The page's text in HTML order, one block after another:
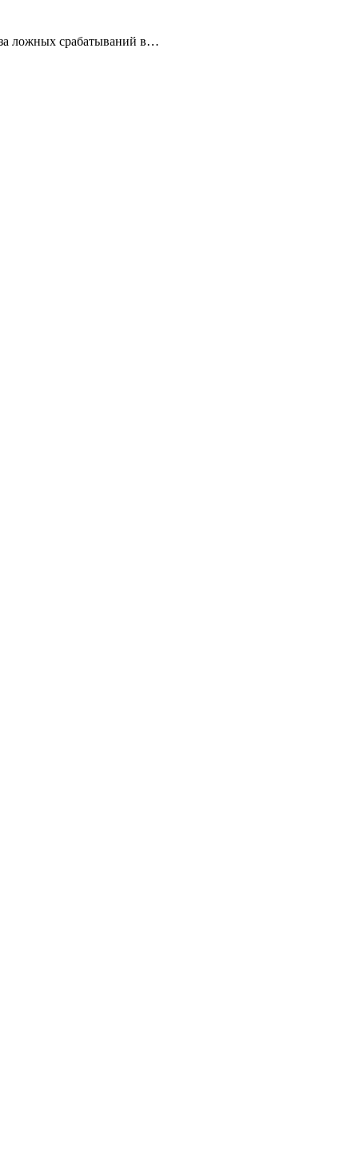
ложных срабатываний в…